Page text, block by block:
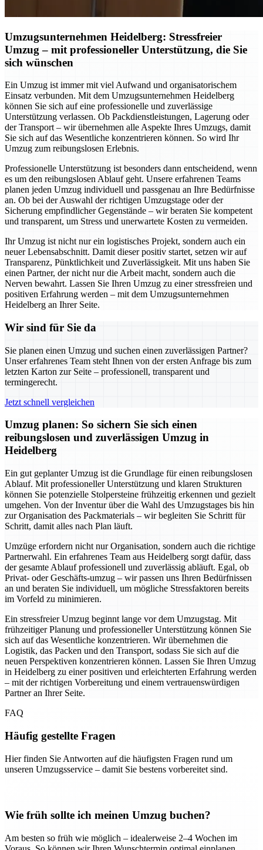
Umzugsunternehmen Heidelberg: Stressfreier
Umzug – mit professioneller Unterstützung, die Sie
sich wünschen
Ein Umzug ist immer mit viel Aufwand und organisatorischem
Einsatz verbunden. Mit dem Umzugsunternehmen Heidelberg
können Sie sich auf eine professionelle und zuverlässige
Unterstützung verlassen. Ob Packdienstleistungen, Lagerung oder
der Transport – wir übernehmen alle Aspekte Ihres Umzugs, damit
Sie sich auf das Wesentliche konzentrieren können. So wird Ihr
Umzug zum reibungslosen Erlebnis.
Professionelle Unterstützung ist besonders dann entscheidend, wenn
es um den reibungslosen Ablauf geht. Unsere erfahrenen Teams
planen jeden Umzug individuell und passgenau an Ihre Bedürfnisse
an. Ob bei der Auswahl der richtigen Umzugstage oder der
Sicherung empfindlicher Gegenstände – wir beraten Sie kompetent
und transparent, um Stress und unerwartete Kosten zu vermeiden.
Ihr Umzug ist nicht nur ein logistisches Projekt, sondern auch ein
neuer Lebensabschnitt. Damit dieser positiv startet, setzen wir auf
Transparenz, Pünktlichkeit und Zuverlässigkeit. Mit uns haben Sie
einen Partner, der nicht nur die Arbeit macht, sondern auch die
Nerven bewahrt. Lassen Sie Ihren Umzug zu einer stressfreien und
positiven Erfahrung werden – mit dem Umzugsunternehmen
Heidelberg an Ihrer Seite.
Wir sind für Sie da
Sie planen einen Umzug und suchen einen zuverlässigen Partner?
Unser erfahrenes Team steht Ihnen von der ersten Anfrage bis zum
letzten Karton zur Seite – professionell, transparent und
termingerecht.
Jetzt schnell vergleichen
Umzug planen: So sichern Sie sich einen
reibungslosen und zuverlässigen Umzug in
Heidelberg
Ein gut geplanter Umzug ist die Grundlage für einen reibungslosen
Ablauf. Mit professioneller Unterstützung und klaren Strukturen
können Sie potenzielle Stolpersteine frühzeitig erkennen und gezielt
umgehen. Von der Inventur über die Wahl des Umzugstages bis hin
zur Organisation des Packmaterials – wir begleiten Sie Schritt für
Schritt, damit alles nach Plan läuft.
Umzüge erfordern nicht nur Organisation, sondern auch die richtige
Partnerwahl. Ein erfahrenes Team aus Heidelberg sorgt dafür, dass
der gesamte Ablauf professionell und zuverlässig abläuft. Egal, ob
Privat- oder Geschäfts-umzug – wir passen uns Ihren Bedürfnissen
an und beraten Sie individuell, um mögliche Stressfaktoren bereits
im Vorfeld zu minimieren.
Ein stressfreier Umzug beginnt lange vor dem Umzugstag. Mit
frühzeitiger Planung und professioneller Unterstützung können Sie
sich auf das Wesentliche konzentrieren. Wir übernehmen die
Logistik, das Packen und den Transport, sodass Sie sich auf die
neuen Perspektiven konzentrieren können. Lassen Sie Ihren Umzug
in Heidelberg zu einer positiven und erleichterten Erfahrung werden
– mit der richtigen Vorbereitung und einem vertrauenswürdigen
Partner an Ihrer Seite.
FAQ
Häufig gestellte Fragen
Hier finden Sie Antworten auf die häufigsten Fragen rund um
unseren Umzugsservice – damit Sie bestens vorbereitet sind.
Wie früh sollte ich meinen Umzug buchen?
Am besten so früh wie möglich – idealerweise 2–4 Wochen im